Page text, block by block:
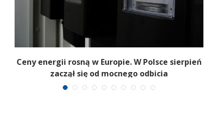
Ceny energii rosną w Europie. W Polsce sierpień
zaczął się od mocnego odbicia